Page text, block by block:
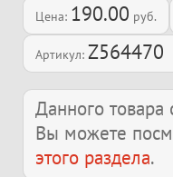
Цена: 190.00 руб.
Артикул: Z564470
Данного товара
Вы можете
этого раздела.